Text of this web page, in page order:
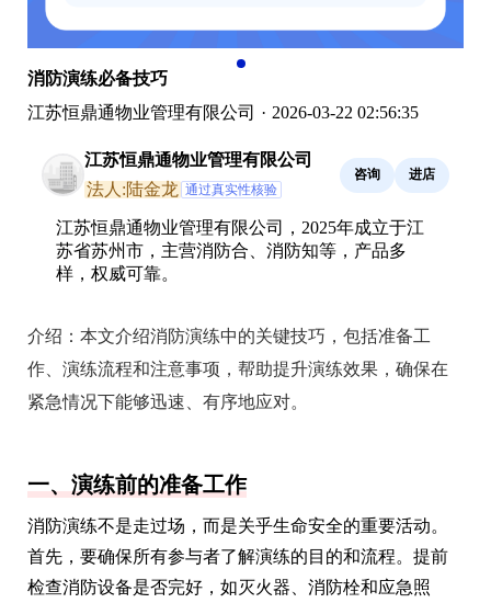
消防演练必备技巧
江苏恒鼎通物业管理有限公司 · 2026-03-22 02:56:35
江苏恒鼎通物业管理有限公司
法人:陆金龙 通过真实性核验
咨询 进店
江苏恒鼎通物业管理有限公司，2025年成立于江
苏省苏州市，主营消防合、消防知等，产品多
样，权威可靠。
介绍： 本文介绍消防演练中的关键技巧，包括准备工
作、演练流程和注意事项，帮助提升演练效果，确保在
紧急情况下能够迅速、有序地应对。
一、演练前的准备工作
消防演练不是走过场，而是关乎生命安全的重要活动。
首先，要确保所有参与者了解演练的目的和流程。提前
检查消防设备是否完好，如灭火器、消防栓和应急照